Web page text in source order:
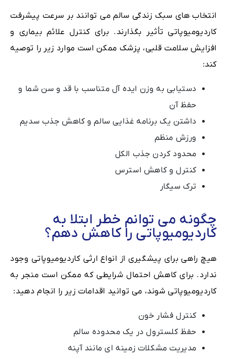
انتخاب های سبک زندگی سالم می توانند بر سرعت پیشرفت
کاردیومیوپاتی تأثیر بگذارند. برای کنترل علائم بیماری و
افزایش سلامت قلبی، پزشک ممکن است موارد زیر را توصیه
کند:
دستیابی به وزن ایده آل متناسب با قد و سن شما و
حفظ آن
داشتن یک برنامه غذایی سالم و کاهش جذب سدیم
ورزش منظم
محدود کردن جذب الکل
کنترل و کاهش استرس
ترک سیگار
چگونه می توانم خطر ابتلا به
کاردیومیوپاتی را کاهش دهم؟
هیچ راهی برای پیشگیری از انواع ارثی کاردیومیوپاتی وجود
ندارد. برای کاهش احتمال شرایطی که ممکن است منجر به
کاردیومیوپاتی شوند، می توانید اقدامات زیر را انجام دهید:
کنترل فشار خون
حفظ کلسترول در یک محدوده سالم
مدیریت مشکلات زمینه ای مانند آپنه